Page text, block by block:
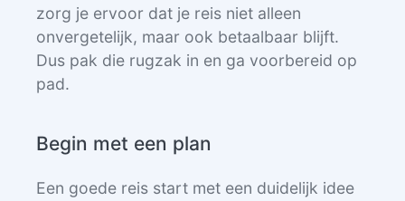
zorg je ervoor dat je reis niet alleen
onvergetelijk, maar ook betaalbaar blijft.
Dus pak die rugzak in en ga voorbereid op
pad.
Begin met een plan
Een goede reis start met een duidelijk idee